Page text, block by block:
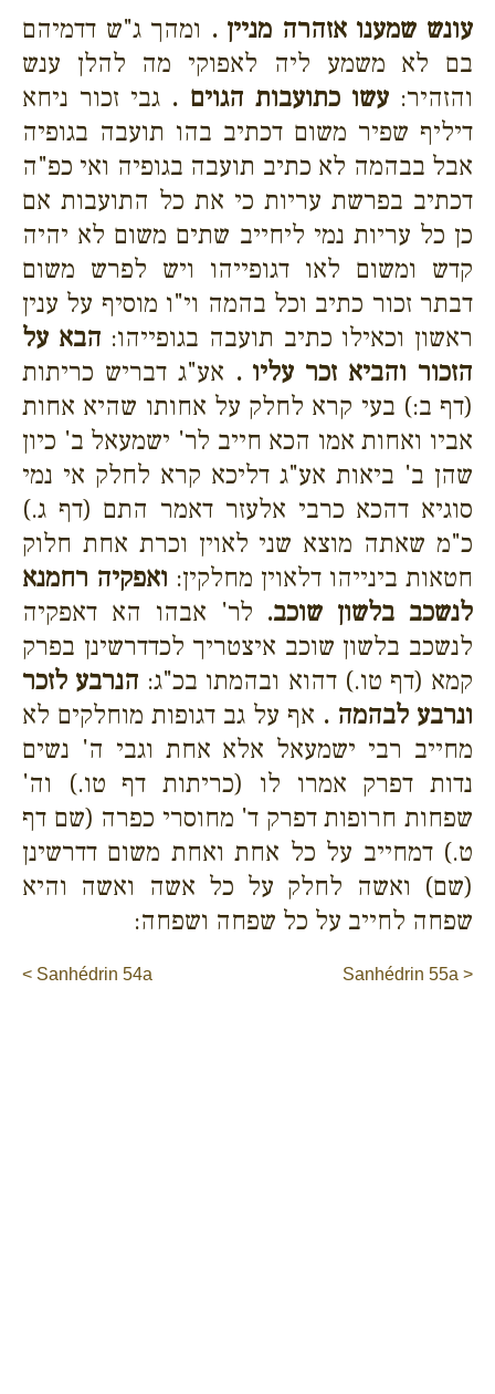
עונש שמענו אזהרה מניין . ומהך ג"ש דדמיהם
בם לא משמע ליה לאפוקי מה להלן ענש
והזהיר:עשו כתועבות הגוים . גבי זכור ניחא
דיליף שפיר משום דכתיב בהו תועבה בגופיה
אבל בבהמה לא כתיב תועבה בגופיה ואי כפ"ה
דכתיב בפרשת עריות כי את כל התועבות אם
כן כל עריות נמי ליחייב שתים משום לא יהיה
קדש ומשום לאו דגופייהו ויש לפרש משום
דבתר זכור כתיב וכל בהמה וי"ו מוסיף על ענין
ראשון וכאילו כתיב תועבה בגופייהו: הבא על
הזכור והביא זכר עליו . אע"ג דבריש כריתות
(דף ב:) בעי קרא לחלק על אחותו שהיא אחות
אביו ואחות אמו הכא חייב לר' ישמעאל ב' כיון
שהן ב' ביאות אע"ג דליכא קרא לחלק אי נמי
סוגיא דהכא כרבי אלעזר דאמר התם (דף ג.)
כ"מ שאתה מוצא שני לאוין וכרת אחת חלוק
חטאות בינייהו דלאוין מחלקין: ואפקיה רחמנא
לנשכב בלשון שוכב. לר' אבהו הא דאפקיה
לנשכב בלשון שוכב איצטריך לכדדרשינן בפרק
קמא (דף טו.) דהוא ובהמתו בכ"ג: הנרבע לזכר
ונרבע לבהמה . אף על גב דגופות מוחלקים לא
מחייב רבי ישמעאל אלא אחת וגבי ה' נשים
נדות דפרק אמרו לו (כריתות דף טו.) וה'
שפחות חרופות דפרק ד' מחוסרי כפרה (שם דף
ט.) דמחייב על כל אחת ואחת משום דדרשינן
(שם) ואשה לחלק על כל אשה ואשה והיא
שפחה לחייב על כל שפחה ושפחה:
< Sanhédrin 54a Sanhédrin 55a >